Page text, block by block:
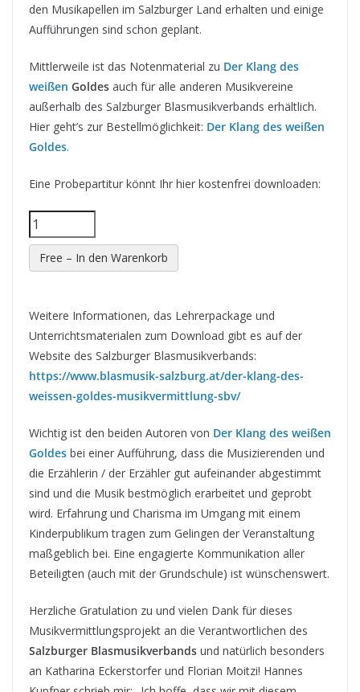
den Musikapellen im Salzburger Land erhalten und einige
Aufführungen sind schon geplant.
Mittlerweile ist das Notenmaterial zu Der Klang des
weißen Goldes auch für alle anderen Musikvereine
außerhalb des Salzburger Blasmusikverbands erhältlich.
Hier geht’s zur Bestellmöglichkeit: Der Klang des weißen
Goldes.
Eine Probepartitur könnt Ihr hier kostenfrei downloaden:
Free – In den Warenkorb
Weitere Informationen, das Lehrerpackage und
Unterrichtsmaterialen zum Download gibt es auf der
Website des Salzburger Blasmusikverbands:
https://www.blasmusik-salzburg.at/der-klang-des-
weissen-goldes-musikvermittlung-sbv/
Wichtig ist den beiden Autoren von Der Klang des weißen
Goldes bei einer Aufführung, dass die Musizierenden und
die Erzählerin / der Erzähler gut aufeinander abgestimmt
sind und die Musik bestmöglich erarbeitet und geprobt
wird. Erfahrung und Charisma im Umgang mit einem
Kinderpublikum tragen zum Gelingen der Veranstaltung
maßgeblich bei. Eine engagierte Kommunikation aller
Beteiligten (auch mit der Grundschule) ist wünschenswert.
Herzliche Gratulation zu und vielen Dank für dieses
Musikvermittlungsprojekt an die Verantwortlichen des
Salzburger Blasmusikverbands und natürlich besonders
an Katharina Eckerstorfer und Florian Moitzi! Hannes